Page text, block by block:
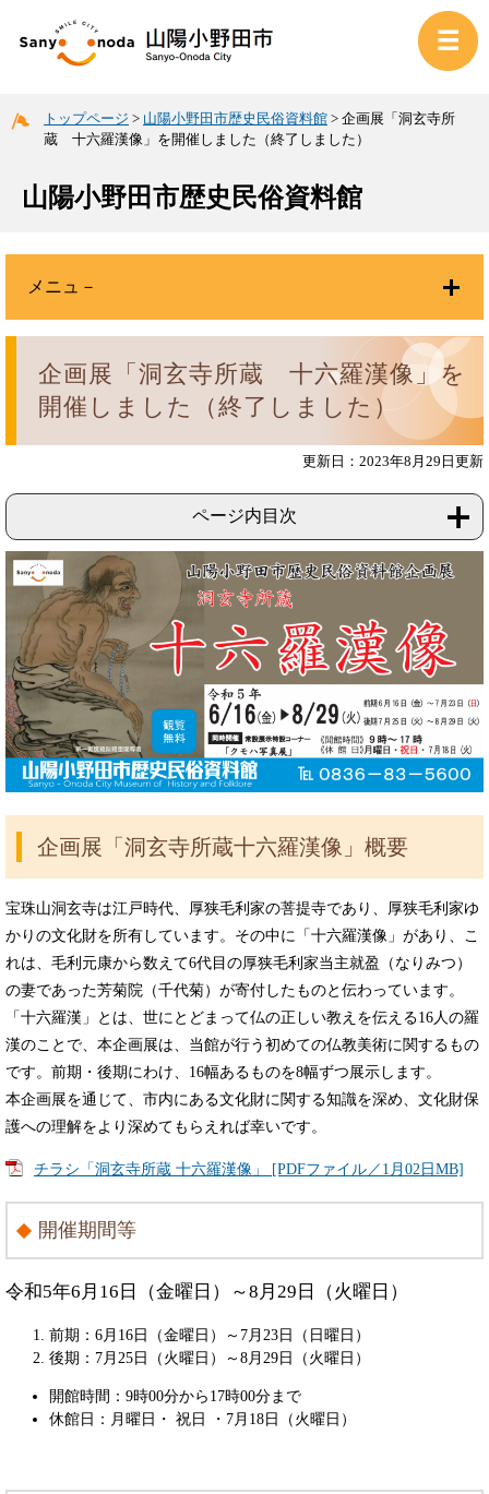
トップページ > 山陽小野田市歴史民俗資料館 > 企画展「洞玄寺所
蔵 十六羅漢像」を開催しました（終了しました）
山陽小野田市歴史民俗資料館
企画展「洞玄寺所蔵 十六羅漢像」を
開催しました（終了しました）
更新日：2023年8月29日更新
ページ内目次
企画展「洞玄寺所蔵十六羅漢像」概要
宝珠山洞玄寺は江戸時代、厚狭毛利家の菩提寺であり、厚狭毛利家ゆ
かりの文化財を所有しています。その中に「十六羅漢像」があり、こ
れは、毛利元康から数えて6代目の厚狭毛利家当主就盈（なりみつ）
の妻であった芳菊院（千代菊）が寄付したものと伝わっています。
「十六羅漢」とは、世にとどまって仏の正しい教えを伝える16人の羅
漢のことで、本企画展は、当館が行う初めての仏教美術に関するもの
です。前期・後期にわけ、16幅あるものを8幅ずつ展示します。
本企画展を通じて、市内にある文化財に関する知識を深め、文化財保
護への理解をより深めてもらえれば幸いです。
チラシ「洞玄寺所蔵 十六羅漢像」 [PDFファイル／1月02日MB]
開催期間等
令和5年6月16日（金曜日）～8月29日（火曜日）
前期：6月16日（金曜日）～7月23日（日曜日）
後期：7月25日（火曜日）～8月29日（火曜日）
開館時間：9時00分から17時00分まで
休館日：月曜日・ 祝日 ・7月18日（火曜日）
メニュ－